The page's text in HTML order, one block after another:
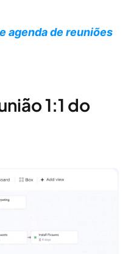
agenda de reuniões
1:1 do